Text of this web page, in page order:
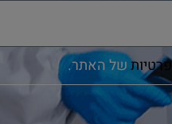
של האתר.